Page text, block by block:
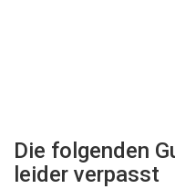
Die folgenden
leider verpasst